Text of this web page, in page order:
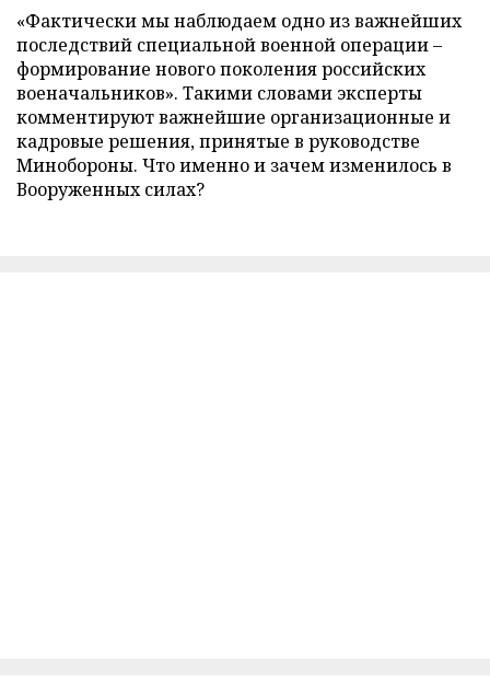
«Фактически мы наблюдаем одно из важнейших
последствий специальной военной операции –
формирование нового поколения российских
военачальников». Такими словами эксперты
комментируют важнейшие организационные и
кадровые решения, принятые в руководстве
Минобороны. Что именно и зачем изменилось в
Вооруженных силах?